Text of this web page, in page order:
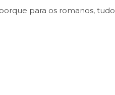
para os romanos, tudo